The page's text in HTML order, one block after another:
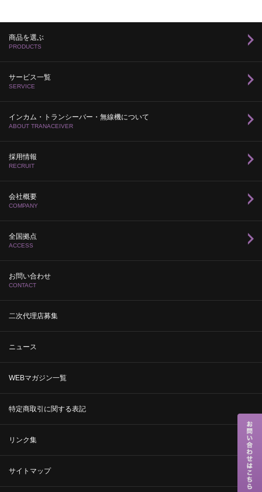
商品を選ぶ
PRODUCTS
サービス一覧
SERVICE
インカム・トランシーバー・無線機について
ABOUT TRANACEIVER
採用情報
RECRUIT
会社概要
COMPANY
全国拠点
ACCESS
お問い合わせ
CONTACT
二次代理店募集
ニュース
WEBマガジン一覧
特定商取引に関する表記
リンク集
サイトマップ